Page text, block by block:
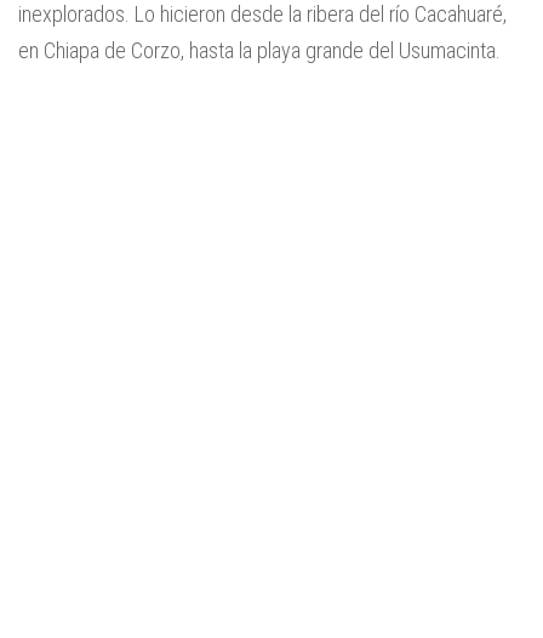
inexplorados. Lo hicieron desde la ribera del río Cacahuaré,
en Chiapa de Corzo, hasta la playa grande del Usumacinta.